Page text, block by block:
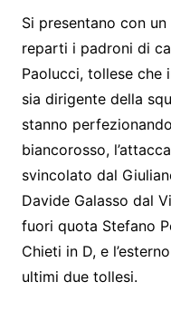
Si presentano con
reparti i padroni di
Paolucci, tollese che
sia dirigente della
stanno
biancorosso,
svincolato dal
Davide Galasso dal
fuori quota Stefano
Chieti in D, e
ultimi due tollesi.